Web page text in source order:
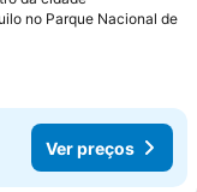
no Parque Nacional de
Ver preços